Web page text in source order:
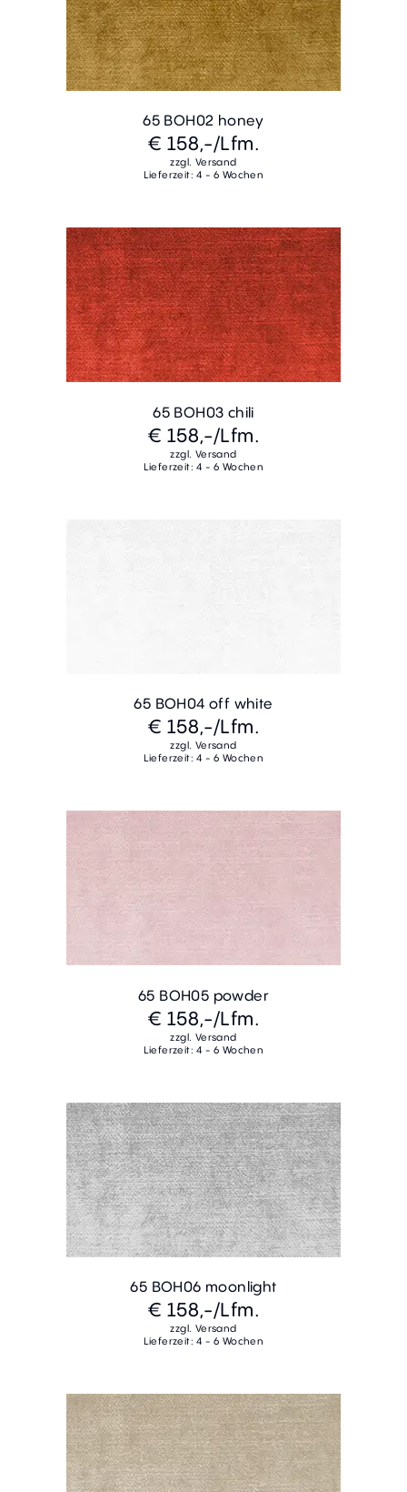
65 BOH02 honey
€ 158,-/Lfm.
zzgl. Versand
Lieferzeit: 4 - 6 Wochen
65 BOH03 chili
€ 158,-/Lfm.
zzgl. Versand
Lieferzeit: 4 - 6 Wochen
65 BOH04 off white
€ 158,-/Lfm.
zzgl. Versand
Lieferzeit: 4 - 6 Wochen
65 BOH05 powder
€ 158,-/Lfm.
zzgl. Versand
Lieferzeit: 4 - 6 Wochen
65 BOH06 moonlight
€ 158,-/Lfm.
zzgl. Versand
Lieferzeit: 4 - 6 Wochen